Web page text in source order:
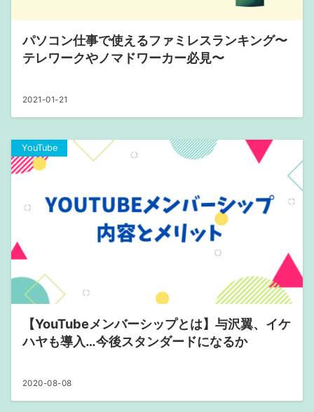
パソコン仕事で使えるファミレスランキング〜
テレワークやノマドワーカー必見〜
2021-01-21
YouTube
【YouTubeメンバーシップとは】与沢翼、イケ
ハヤも導入…今後スタンダードになるか
2020-08-08